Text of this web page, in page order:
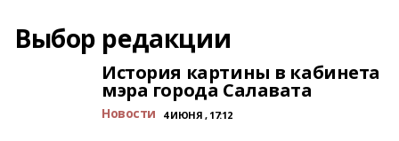
Выбор редакции
История картины в кабинета
мэра города Салавата
Новости 4 ИЮНЯ , 17:12